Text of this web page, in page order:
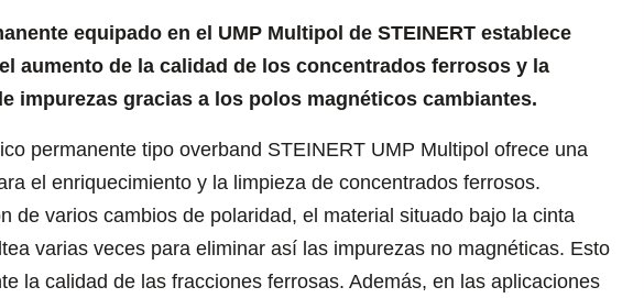
equipado en el UMP Multipol de STEINERT establece
aumento de la calidad de los concentrados ferrosos y la
impurezas gracias a los polos magnéticos cambiantes.
permanente tipo overband STEINERT UMP Multipol ofrece una
el enriquecimiento y la limpieza de concentrados ferrosos.
de varios cambios de polaridad, el material situado bajo la cinta
varias veces para eliminar así las impurezas no magnéticas. Esto
la calidad de las fracciones ferrosas. Además, en las aplicaciones